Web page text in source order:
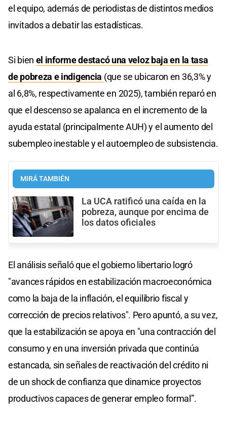
el equipo, además de periodistas de distintos medios
invitados a debatir las estadísticas.
Si bien el informe destacó una veloz baja en la tasa
de pobreza e indigencia (que se ubicaron en 36,3% y
al 6,8%, respectivamente en 2025), también reparó en
que el descenso se apalanca en el incremento de la
ayuda estatal (principalmente AUH) y el aumento del
subempleo inestable y el autoempleo de subsistencia.
MIRÁ TAMBIÉN
La UCA ratificó una caída en la
pobreza, aunque por encima de
los datos oficiales
El análisis señaló que el gobierno libertario logró
"avances rápidos en estabilización macroeconómica
como la baja de la inflación, el equilibrio fiscal y
corrección de precios relativos". Pero apuntó, a su vez,
que la estabilización se apoya en "una contracción del
consumo y en una inversión privada que continúa
estancada, sin señales de reactivación del crédito ni
de un shock de confianza que dinamice proyectos
productivos capaces de generar empleo formal”.